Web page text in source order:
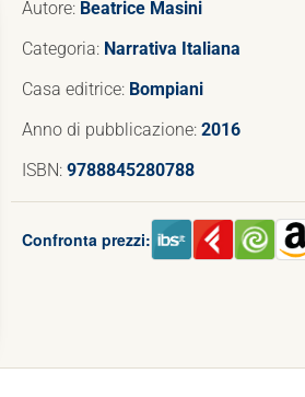
Autore: Beatrice Masini
Categoria: Narrativa Italiana
Casa editrice: Bompiani
Anno di pubblicazione: 2016
ISBN: 9788845280788
Confronta prezzi: